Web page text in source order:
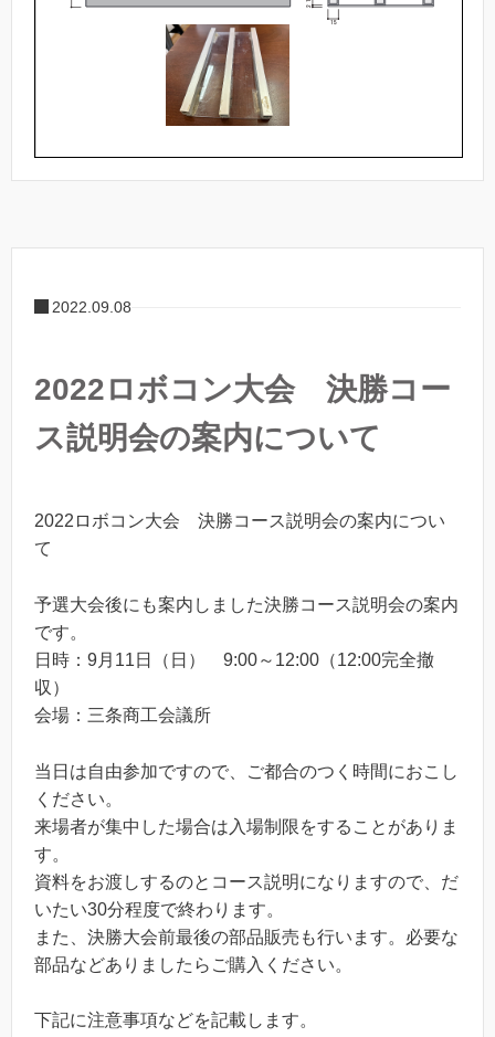
2022.09.08
2022ロボコン大会 決勝コー
ス説明会の案内について
2022ロボコン大会 決勝コース説明会の案内につい
て
予選大会後にも案内しました決勝コース説明会の案内
です。
日時：9月11日（日） 9:00～12:00（12:00完全撤
収）
会場：三条商工会議所
当日は自由参加ですので、ご都合のつく時間におこし
ください。
来場者が集中した場合は入場制限をすることがありま
す。
資料をお渡しするのとコース説明になりますので、だ
いたい30分程度で終わります。
また、決勝大会前最後の部品販売も行います。必要な
部品などありましたらご購入ください。
下記に注意事項などを記載します。